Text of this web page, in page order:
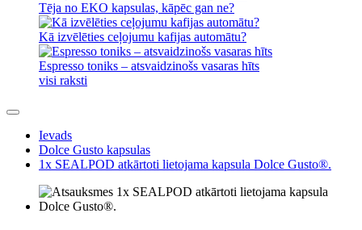
Tēja no EKO kapsulas, kāpēc gan ne?
Kā izvēlēties ceļojumu kafijas automātu?
Espresso toniks – atsvaidzinošs vasaras hīts
visi raksti
Ievads
Dolce Gusto kapsulas
1x SEALPOD atkārtoti lietojama kapsula Dolce Gusto®.